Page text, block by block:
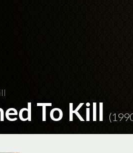
To Kill